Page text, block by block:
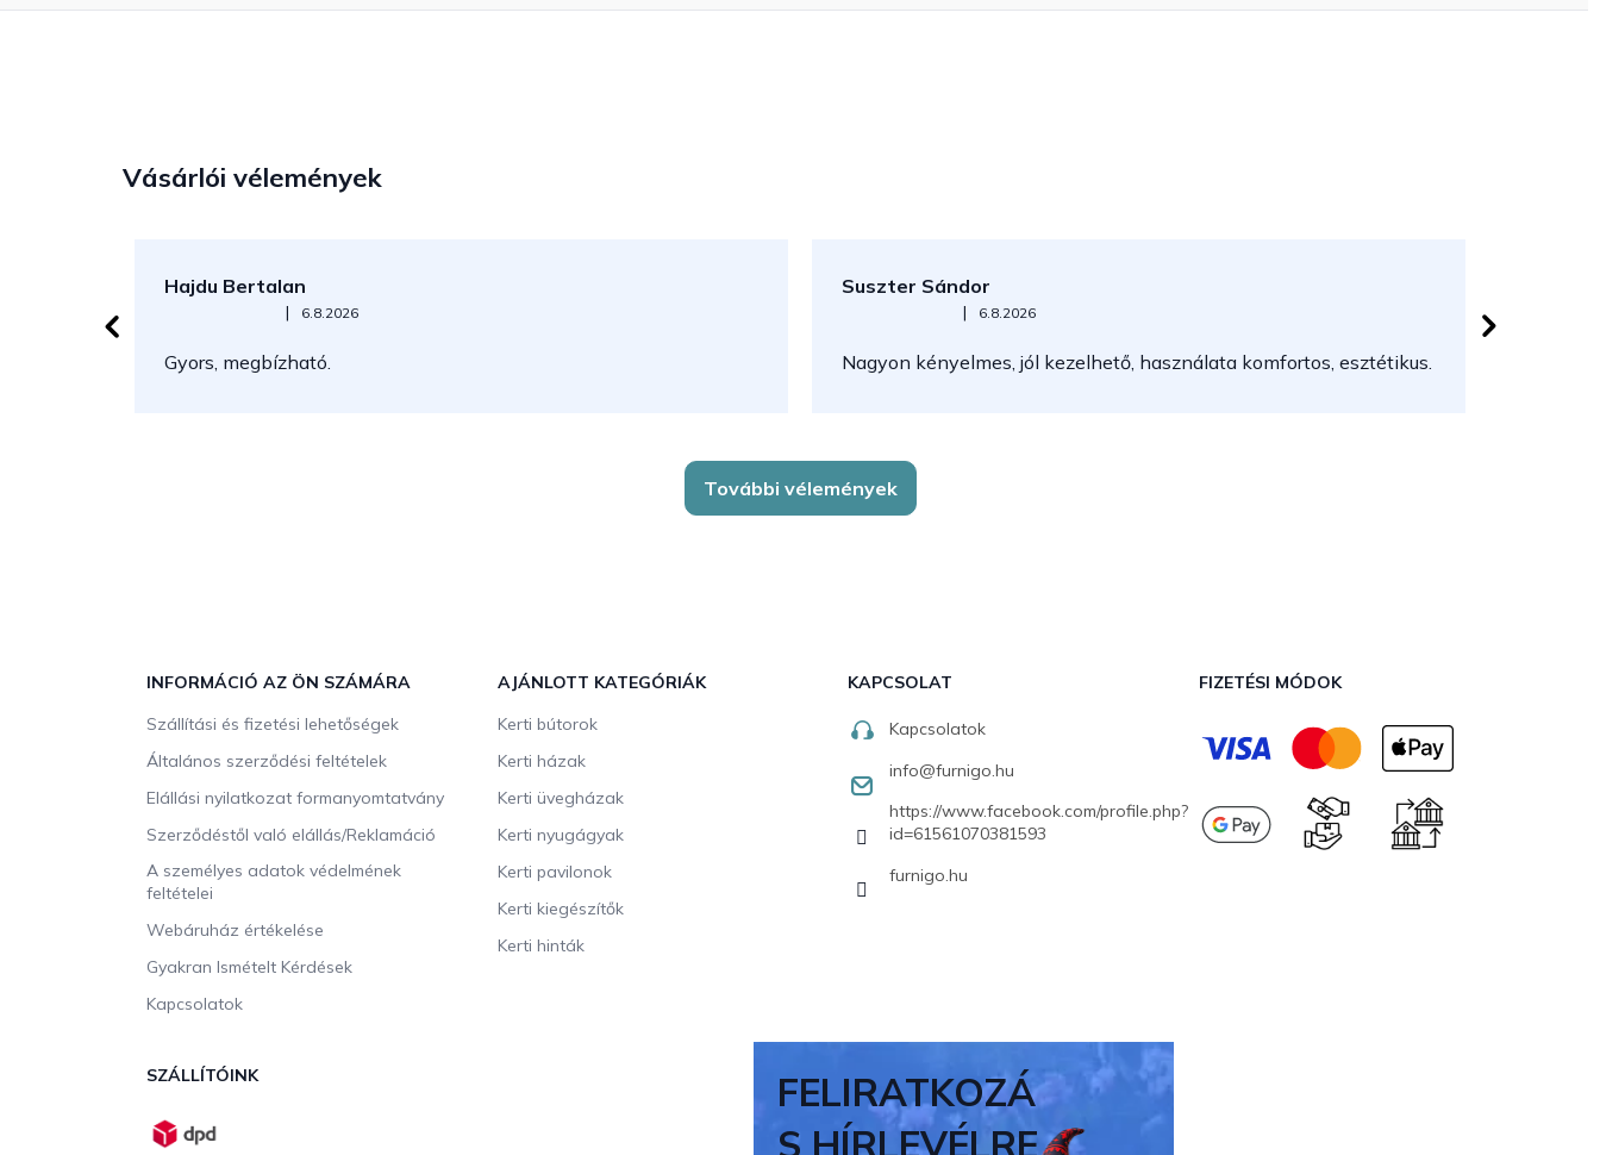
Vásárlói vélemények
Hajdu Bertalan
Az áruház értékelése 5-ből 5 csillag.
| 6.8.2026
Gyors, megbízható.
Suszter Sándor
Az áruház értékelése 5-ből 5 csillag.
| 6.8.2026
Nagyon kényelmes, jól kezelhető, használata komfortos, esztétikus.
További vélemények
INFORMÁCIÓ AZ ÖN SZÁMÁRA
Szállítási és fizetési lehetőségek
Általános szerződési feltételek
Elállási nyilatkozat formanyomtatvány
Szerződéstől való elállás/Reklamáció
A személyes adatok védelmének
feltételei
Webáruház értékelése
Gyakran Ismételt Kérdések
Kapcsolatok
AJÁNLOTT KATEGÓRIÁK
Kerti bútorok
Kerti házak
Kerti üvegházak
Kerti nyugágyak
Kerti pavilonok
Kerti kiegészítők
Kerti hinták
KAPCSOLAT
Kapcsolatok
info@furnigo.hu
https://www.facebook.com/profile.php?
id=61561070381593
furnigo.hu
FIZETÉSI MÓDOK
SZÁLLÍTÓINK
FELIRATKOZÁ
S HÍRLEVÉLRE